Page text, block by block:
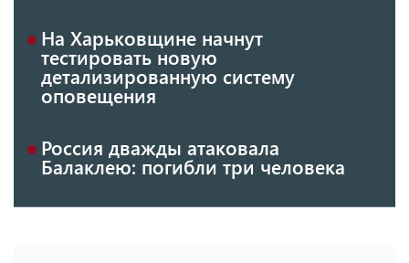
На Харьковщине начнут
тестировать новую
детализированную систему
оповещения
Россия дважды атаковала
Балаклею: погибли три человека